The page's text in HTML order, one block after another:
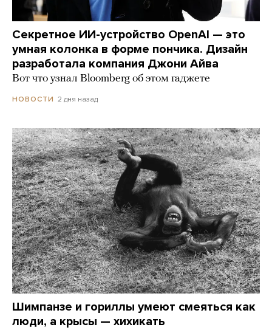
Секретное ИИ-устройство OpenAI — это
умная колонка в форме пончика. Дизайн
разработала компания Джони Айва
Вот что узнал Bloomberg об этом гаджете
НОВОСТИ 2 дня назад
Шимпанзе и гориллы умеют смеяться как
люди, а крысы — хихикать